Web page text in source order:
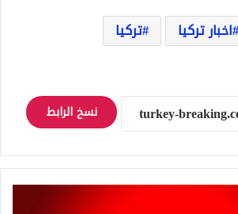
اخبار تركيا
تركيا
نسخ الرابط